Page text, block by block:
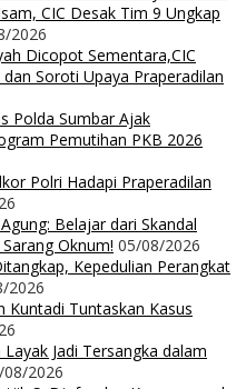
CIC Desak Tim 9 Ungkap
2026
Dicopot Sementara,CIC
Soroti Upaya Praperadilan
Polda Sumbar Ajak
Pemutihan PKB 2026
Polri Hadapi Praperadilan
Belajar dari Skandal
Oknum! 05/08/2026
Kepedulian Perangkat
2026
Kuntadi Tuntaskan Kasus
Jadi Tersangka dalam
2026